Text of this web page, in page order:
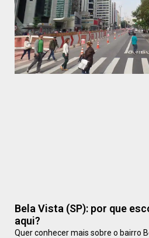
Bela Vista (SP): por que
aqui?
Quer conhecer mais sobre o bairro